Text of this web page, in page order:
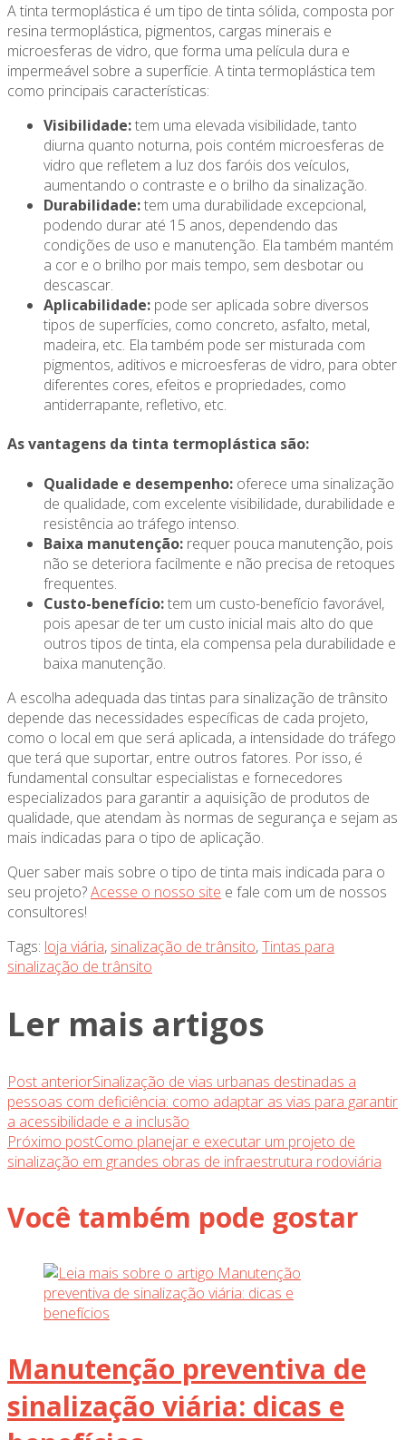
A tinta termoplástica é um tipo de tinta sólida, composta por
resina termoplástica, pigmentos, cargas minerais e
microesferas de vidro, que forma uma película dura e
impermeável sobre a superfície. A tinta termoplástica tem
como principais características:
Visibilidade:tem uma elevada visibilidade, tanto
diurna quanto noturna, pois contém microesferas de
vidro que refletem a luz dos faróis dos veículos,
aumentando o contraste e o brilho da sinalização.
Durabilidade:tem uma durabilidade excepcional,
podendo durar até 15 anos, dependendo das
condições de uso e manutenção. Ela também mantém
a cor e o brilho por mais tempo, sem desbotar ou
descascar.
Aplicabilidade: pode ser aplicada sobre diversos
tipos de superfícies, como concreto, asfalto, metal,
madeira, etc. Ela também pode ser misturada com
pigmentos, aditivos e microesferas de vidro, para obter
diferentes cores, efeitos e propriedades, como
antiderrapante, refletivo, etc.
As vantagens da tinta termoplástica são:
Qualidade e desempenho: oferece uma sinalização
de qualidade, com excelente visibilidade, durabilidade e
resistência ao tráfego intenso.
Baixa manutenção: requer pouca manutenção, pois
não se deteriora facilmente e não precisa de retoques
frequentes.
Custo-benefício:tem um custo-benefício favorável,
pois apesar de ter um custo inicial mais alto do que
outros tipos de tinta, ela compensa pela durabilidade e
baixa manutenção.
A escolha adequada das tintas para sinalização de trânsito
depende das necessidades específicas de cada projeto,
como o local em que será aplicada, a intensidade do tráfego
que terá que suportar, entre outros fatores. Por isso, é
fundamental consultar especialistas e fornecedores
especializados para garantir a aquisição de produtos de
qualidade, que atendam às normas de segurança e sejam as
mais indicadas para o tipo de aplicação.
Quer saber mais sobre o tipo de tinta mais indicada para o
seu projeto?Acesse o nosso site e fale com um de nossos
consultores!
Tags: loja viária, sinalização de trânsito,Tintas para
sinalização de trânsito
Ler mais artigos
Post anteriorSinalização de vias urbanas destinadas a
pessoas com deficiência: como adaptar as vias para garantir
a acessibilidade e a inclusão
Próximo postComo planejar e executar um projeto de
sinalização em grandes obras de infraestrutura rodoviária
Você também pode gostar
Manutenção preventiva de
sinalização viária: dicas e